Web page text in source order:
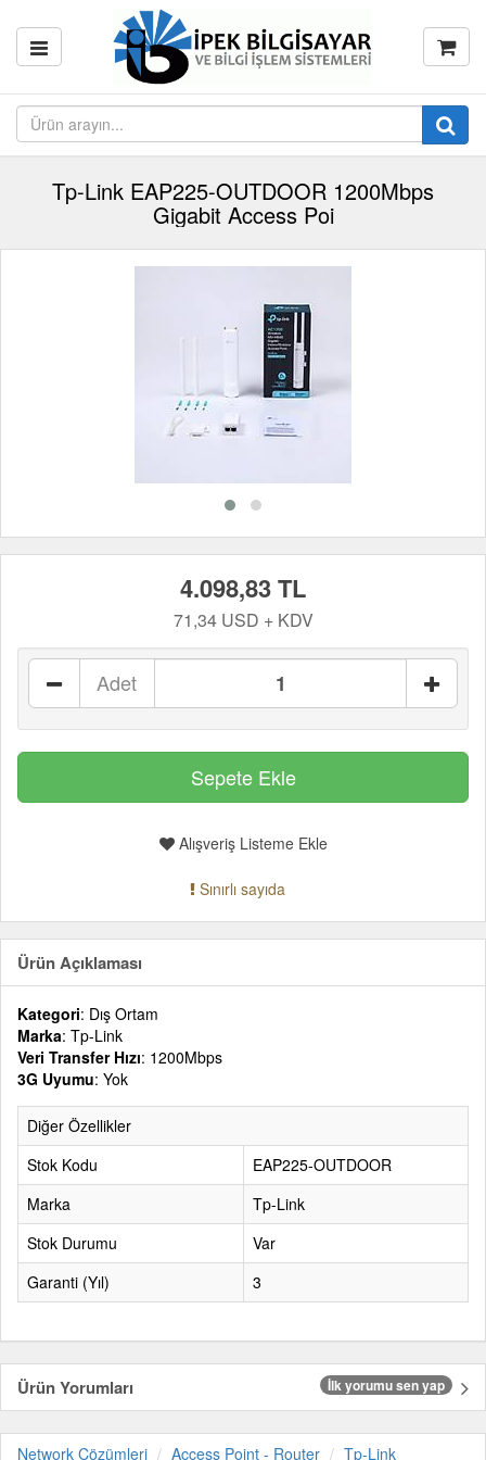
Tp-Link EAP225-OUTDOOR 1200Mbps
Gigabit Access Poi
4.098,83 TL
71,34 USD + KDV
Adet
Alışveriş Listeme Ekle
Sınırlı sayıda
Ürün Açıklaması
Kategori: Dış Ortam
Marka: Tp-Link
Veri Transfer Hızı: 1200Mbps
3G Uyumu: Yok
Diğer Özellikler
Stok Kodu
EAP225-OUTDOOR
Marka
Tp-Link
Stok Durumu
Var
Garanti (Yıl)
3
Ürün Yorumları İlk yorumu sen yap
Network Çözümleri Access Point - Router Tp-Link